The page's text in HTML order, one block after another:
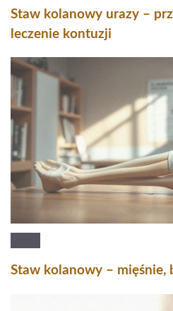
Staw kolanowy urazy –
leczenie kontuzji
Staw kolanowy – mięśnie,